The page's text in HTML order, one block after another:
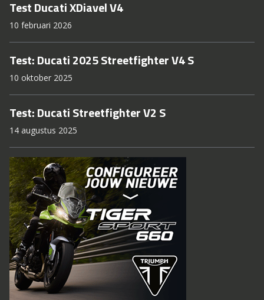
Test Ducati XDiavel V4
10 februari 2026
Test: Ducati 2025 Streetfighter V4 S
10 oktober 2025
Test: Ducati Streetfighter V2 S
14 augustus 2025